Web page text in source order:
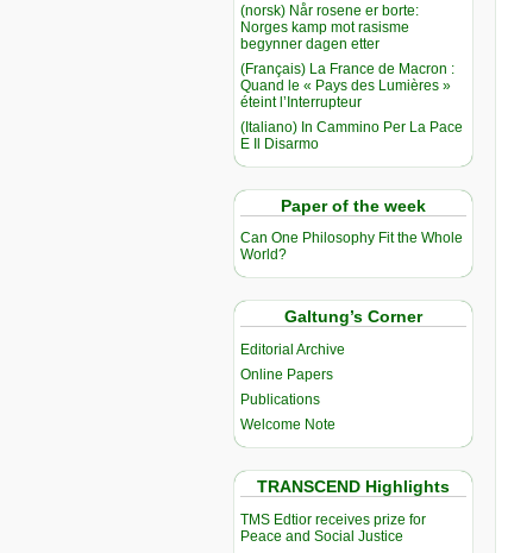
(norsk) Når rosene er borte:
Norges kamp mot rasisme
begynner dagen etter
(Français) La France de Macron :
Quand le « Pays des Lumières »
éteint l’Interrupteur
(Italiano) In Cammino Per La Pace
E Il Disarmo
Paper of the week
Can One Philosophy Fit the Whole
World?
Galtung’s Corner
Editorial Archive
Online Papers
Publications
Welcome Note
TRANSCEND Highlights
TMS Edtior receives prize for
Peace and Social Justice